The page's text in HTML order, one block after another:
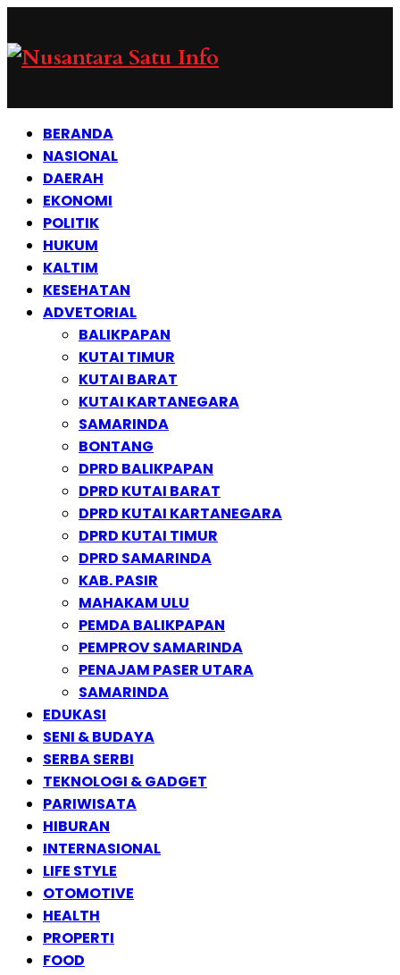
BERANDA
NASIONAL
DAERAH
EKONOMI
POLITIK
HUKUM
KALTIM
KESEHATAN
ADVETORIAL
BALIKPAPAN
KUTAI TIMUR
KUTAI BARAT
KUTAI KARTANEGARA
SAMARINDA
BONTANG
DPRD BALIKPAPAN
DPRD KUTAI BARAT
DPRD KUTAI KARTANEGARA
DPRD KUTAI TIMUR
DPRD SAMARINDA
KAB. PASIR
MAHAKAM ULU
PEMDA BALIKPAPAN
PEMPROV SAMARINDA
PENAJAM PASER UTARA
SAMARINDA
EDUKASI
SENI & BUDAYA
SERBA SERBI
TEKNOLOGI & GADGET
PARIWISATA
HIBURAN
INTERNASIONAL
LIFE STYLE
OTOMOTIVE
HEALTH
PROPERTI
FOOD